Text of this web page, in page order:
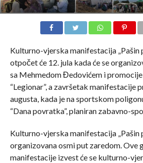
Kulturno-vjerska manifestacija „Pašin
otpočet će 12. jula kada će se
sa Mehmedom Đedovićem i
“Legionar”, a završetak manifestacije
augusta, kada je na sportskom
“Dana povratka”, planiran zabavno-
Kulturno-vjerska manifestacija „Pašin
organizovana osmi put zaredom. Ove
manifestacije izvest će se kulturno-